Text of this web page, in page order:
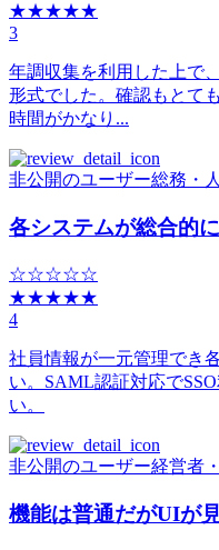
★★★★★
3
年調収集を利用した上で
形式でした。確認もとて
時間がかなり...
非公開のユーザー総務・
各システムが総合的
☆☆☆☆☆
★★★★★
4
社員情報が一元管理でき
い。SAML認証対応で
い。
非公開のユーザー経営者
機能は普通だがUIが